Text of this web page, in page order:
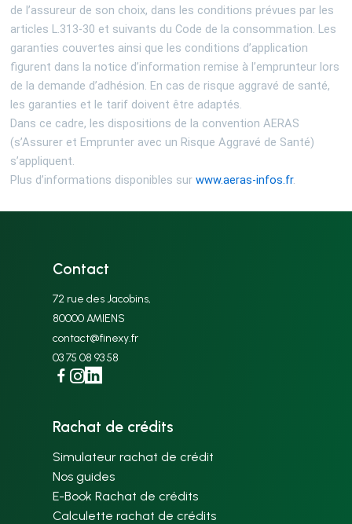
de l’assureur de son choix, dans les conditions prévues par les
articles L.313-30 et suivants du Code de la consommation. Les
garanties couvertes ainsi que les conditions d’application
figurent dans la notice d’information remise à l’emprunteur lors
de la demande d’adhésion. En cas de risque aggravé de santé,
les garanties et le tarif doivent être adaptés.
Dans ce cadre, les dispositions de la convention AERAS
(s’Assurer et Emprunter avec un Risque Aggravé de Santé)
s’appliquent.
Plus d’informations disponibles surwww.aeras-infos.fr.
Contact
72 rue des Jacobins,
80000 AMIENS
contact@finexy.fr
03 75 08 93 58
Facebook
Instagram
Rachat de crédits
Simulateur rachat de crédit
Nos guides
E-Book Rachat de crédits
Calculette rachat de crédits